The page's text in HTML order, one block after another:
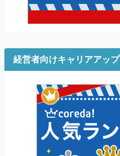
経営者向けキャリアアップ